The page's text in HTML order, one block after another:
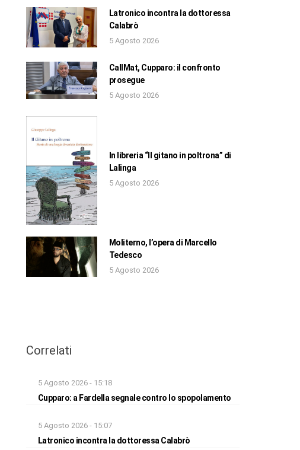
Latronico incontra la dottoressa
Calabrò
5 Agosto 2026
CallMat, Cupparo: il confronto
prosegue
5 Agosto 2026
In libreria “Il gitano in poltrona” di
Lalinga
5 Agosto 2026
Moliterno, l’opera di Marcello
Tedesco
5 Agosto 2026
Correlati
5 Agosto 2026 - 15:18
Cupparo: a Fardella segnale contro lo spopolamento
5 Agosto 2026 - 15:07
Latronico incontra la dottoressa Calabrò